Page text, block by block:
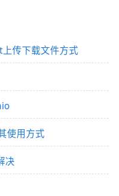
传下载文件方式
使用方式
决